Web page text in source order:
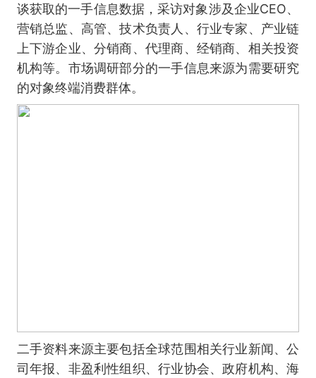
谈获取的一手信息数据，采访对象涉及企业CEO、
营销总监、高管、技术负责人、行业专家、产业链
上下游企业、分销商、代理商、经销商、相关投资
机构等。市场调研部分的一手信息来源为需要研究
的对象终端消费群体。
二手资料来源主要包括全球范围相关行业新闻、公
司年报、非盈利性组织、行业协会、政府机构、海